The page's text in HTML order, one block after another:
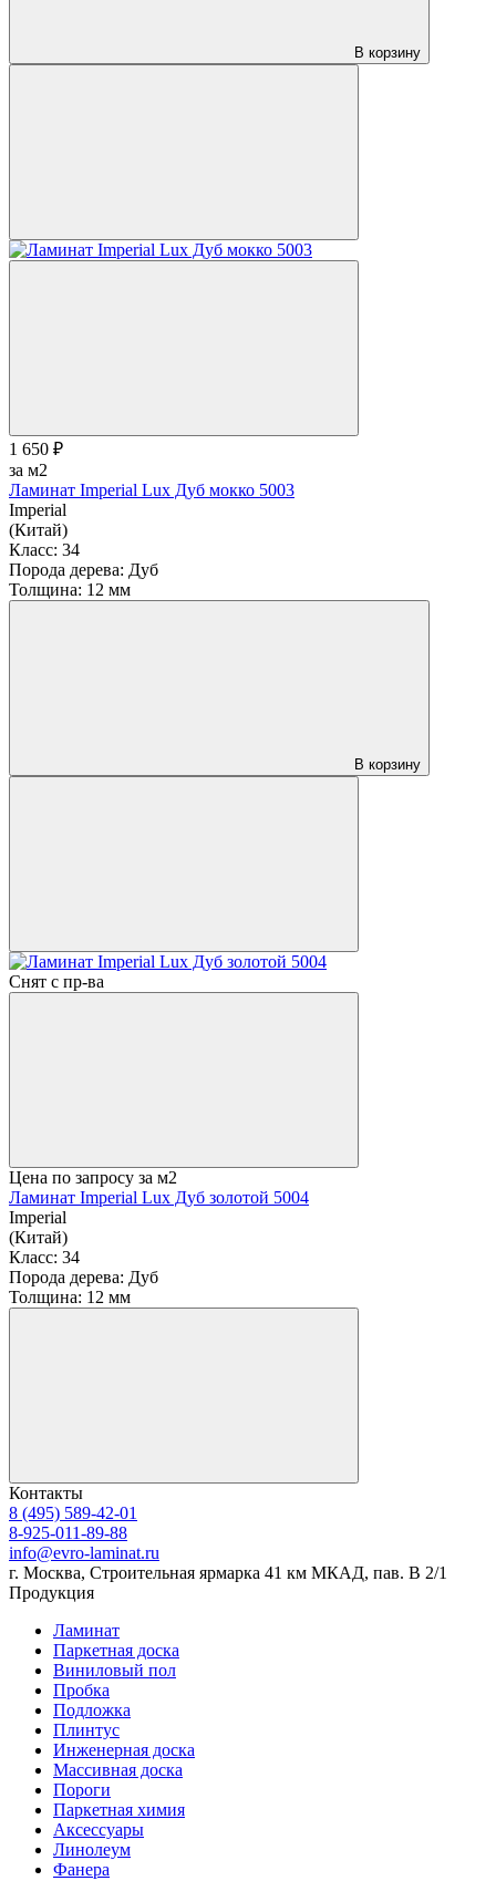
В корзину
1 650 ₽
за м2
Ламинат Imperial Lux Дуб мокко 5003
Imperial
(Китай)
Класс: 34
Порода дерева: Дуб
Толщина: 12 мм
В корзину
Снят с пр-ва
Цена по запросу за м2
Ламинат Imperial Lux Дуб золотой 5004
Imperial
(Китай)
Класс: 34
Порода дерева: Дуб
Толщина: 12 мм
Контакты
8 (495) 589-42-01
8-925-011-89-88
info@evro-laminat.ru
г. Москва, Строительная ярмарка 41 км МКАД, пав. В 2/1
Продукция
Ламинат
Паркетная доска
Виниловый пол
Пробка
Подложка
Плинтус
Инженерная доска
Массивная доска
Пороги
Паркетная химия
Аксессуары
Линолеум
Фанера